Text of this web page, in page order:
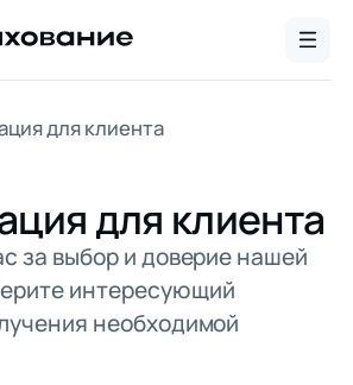
для клиента
для клиента
за выбор и доверие нашей
интересующий
необходимой